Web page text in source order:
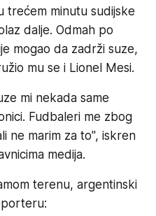
trećem minutu sudijske
dalje. Odmah po
mogao da zadrži suze,
mu se i Lionel Mesi.
mi nekada same
Fudbaleri me zbog
ne marim za to", iskren
medija.
terenu, argentinski